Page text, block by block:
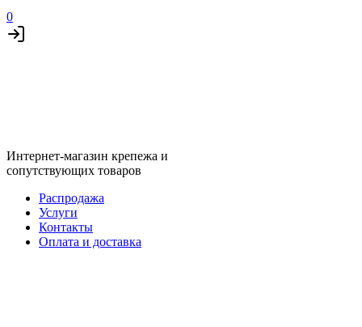
0
Интернет-магазин крепежа и
сопутствующих товаров
Распродажа
Услуги
Контакты
Оплата и доставка